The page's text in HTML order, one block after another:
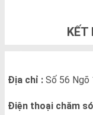
KẾT
Địa chỉ : Số 56 Ngõ
Điện thoại chăm